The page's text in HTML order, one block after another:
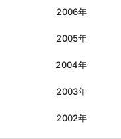
2006年
2005年
2004年
2003年
2002年